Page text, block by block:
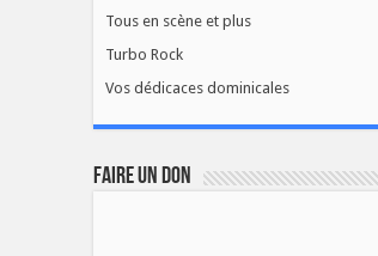
Tous en scène et plus
Turbo Rock
Vos dédicaces dominicales
FAIRE UN DON